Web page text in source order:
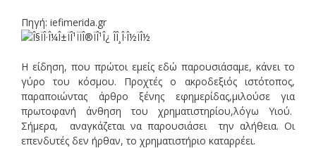
Πηγή: iefimerida.gr
Η είδηση, που πρώτοι εμείς εδώ παρουσιάσαμε, κάνει το
γύρο του κόσμου. Προχτές ο ακροδεξιός ιστότοπος,
παραποιώντας άρθρο ξένης εφημερίδας,μιλούσε για
πρωτοφανή άνθηση του χρηματιστηρίου,λόγω Υιού.
Σήμερα, αναγκάζεται να παρουσιάσει την αλήθεια. Οι
επενδυτές δεν ήρθαν, το χρηματιστήριο καταρρέει.